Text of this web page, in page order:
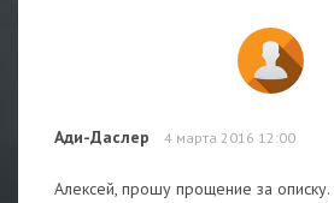
Ади-Даслер 4 марта 2016 12:00
Алексей, прошу прощение за описку.